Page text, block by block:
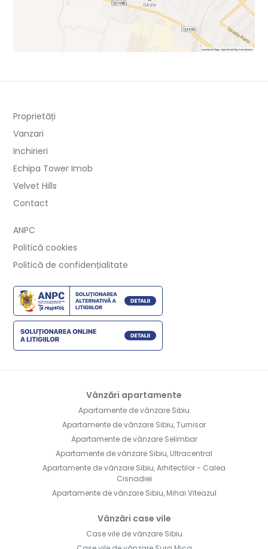
Proprietăți
Vanzari
Inchirieri
Echipa Tower Imob
Velvet Hills
Contact
ANPC
Politică cookies
Politică de confidențialitate
Vânzări apartamente
Apartamente de vânzare Sibiu
Apartamente de vânzare Sibiu, Turnisor
Apartamente de vânzare Selimbar
Apartamente de vânzare Sibiu, Ultracentral
Apartamente de vânzare Sibiu, Arhitectilor - Calea
Cisnadiei
Apartamente de vânzare Sibiu, Mihai Viteazul
Vânzări case vile
Case vile de vânzare Sibiu